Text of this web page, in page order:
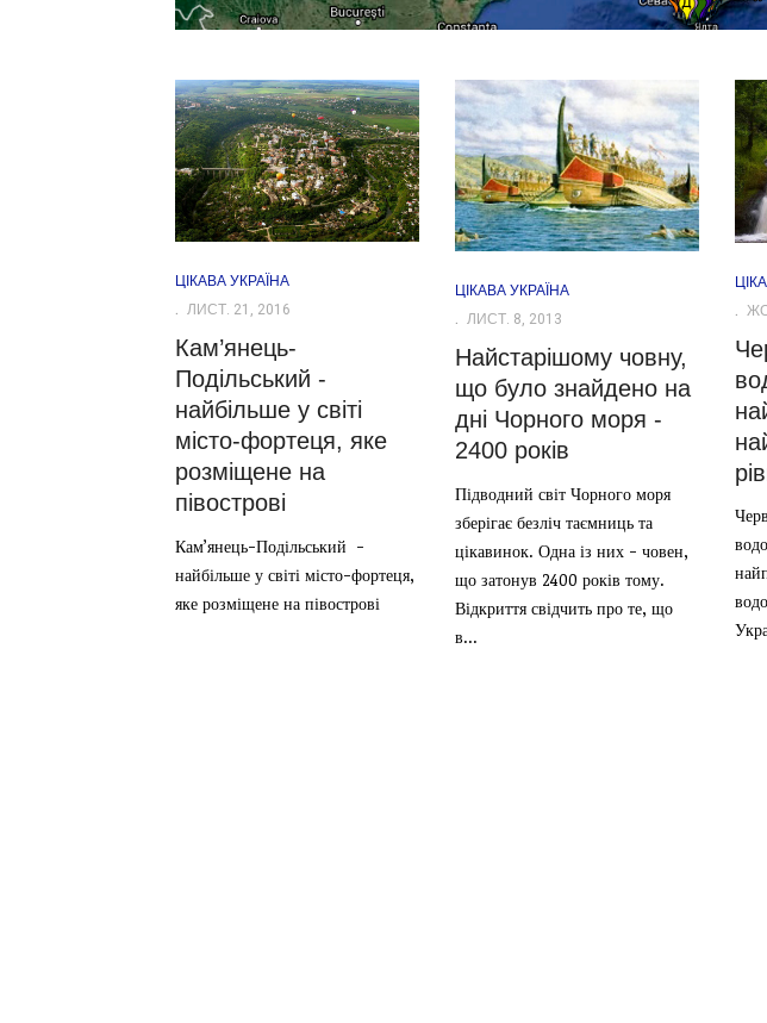
ЦІКАВА УКРАЇНА
ЛИСТ. 21, 2016
Кам’янець-
Подільський -
найбільше у світі
місто-фортеця, яке
розміщене на
півострові
Кам’янець-Подільський -
найбільше у світі місто-фортеця,
яке розміщене на півострові
ЦІКАВА УКРАЇНА
ЛИСТ. 8, 2013
Найстарішому човну,
що було знайдено на
дні Чорного моря -
2400 років
Підводний світ Чорного моря
зберігає безліч таємниць та
цікавинок. Одна із них - човен,
що затонув 2400 років тому.
Відкриття свідчить про те, що
в...